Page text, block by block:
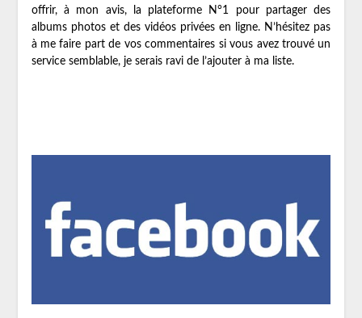
offrir, à mon avis, la plateforme N°1 pour partager des
albums photos et des vidéos privées en ligne. N’hésitez pas
à me faire part de vos commentaires si vous avez trouvé un
service semblable, je serais ravi de l’ajouter à ma liste.